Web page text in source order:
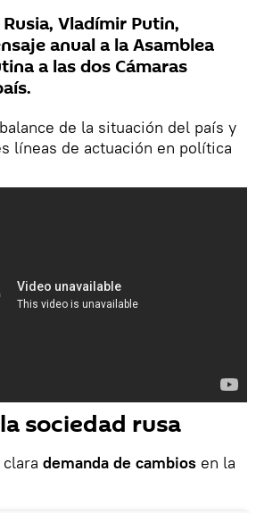
Vladímir Putin,
anual a la Asamblea
a las dos Cámaras
de la situación del país y
líneas de actuación en política
sociedad rusa
demanda de cambios en la